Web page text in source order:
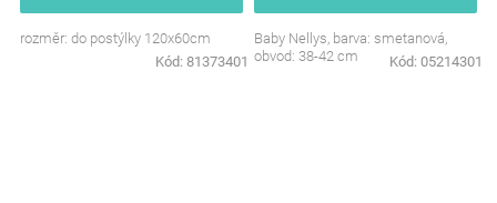
rozměr: do postýlky 120x60cm
Kód: 81373401
Baby Nellys, barva: smetanová,
obvod: 38-42 cm
Kód: 05214301